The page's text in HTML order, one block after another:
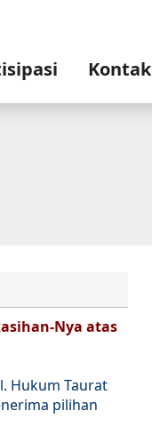
Kontak
Nya atas
Hukum Taurat
pilihan